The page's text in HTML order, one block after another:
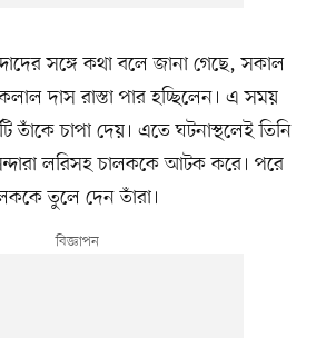
সঙ্গে কথা বলে জানা গেছে, সকাল
দাস রাস্তা পার হচ্ছিলেন। এ সময়
তাঁকে চাপা দেয়। এতে ঘটনাস্থলেই তিনি
লরিসহ চালককে আটক করে। পরে
তুলে দেন তাঁরা।